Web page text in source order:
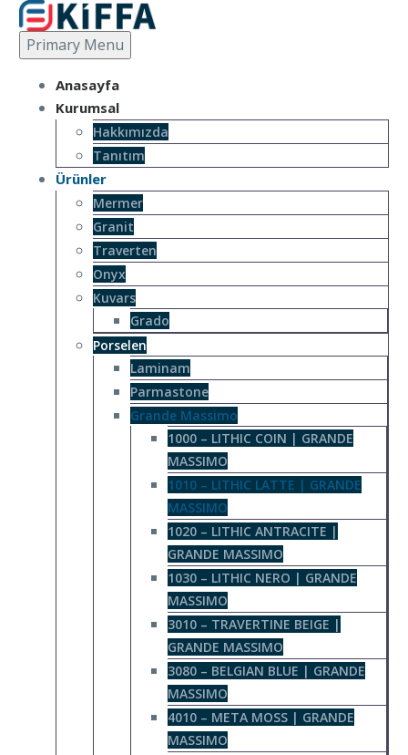
Primary Menu
Anasayfa
Kurumsal
Hakkımızda
Tanıtım
Ürünler
Mermer
Granit
Traverten
Onyx
Kuvars
Grado
Porselen
Laminam
Parmastone
Grande Massimo
1000 – LITHIC COIN | GRANDE
MASSIMO
1010 – LITHIC LATTE | GRANDE
MASSIMO
1020 – LITHIC ANTRACITE |
GRANDE MASSIMO
1030 – LITHIC NERO | GRANDE
MASSIMO
3010 – TRAVERTINE BEIGE |
GRANDE MASSIMO
3080 – BELGIAN BLUE | GRANDE
MASSIMO
4010 – META MOSS | GRANDE
MASSIMO